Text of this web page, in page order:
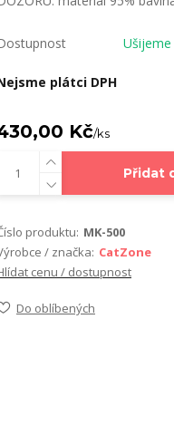
plátci DPH
Kč/ks
Přidat
produktu: MK-500
/ značka: CatZone
cenu / dostupnost
Do oblíbených